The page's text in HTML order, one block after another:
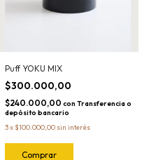
Puff YOKU MIX
$300.000,00
$240.000,00 con Transferencia o
depósito bancario
3x $100.000,00 sin interés